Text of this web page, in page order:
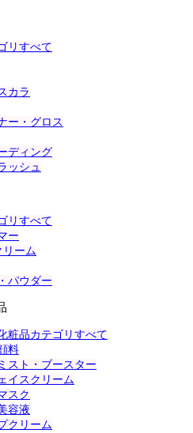
リすべて
カラ
ー・グロス
ディング
ッシュ
リすべて
ー
リーム
パウダー
粧品カテゴリすべて
料
スト・ブースター
イスクリーム
スク
容液
クリーム